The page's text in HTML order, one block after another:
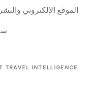
الموقع الإلكتروني
TRAVEL INTELLIGENCE